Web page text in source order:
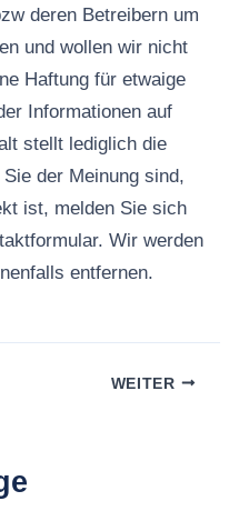
deren Betreibern um
und wollen wir nicht
Haftung für etwaige
Informationen auf
stellt lediglich die
der Meinung sind,
ist, melden Sie sich
Wir werden
entfernen.
WEITER